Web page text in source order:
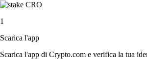
1
Scarica l'app
Scarica l'app di Crypto.com e verifica la tua